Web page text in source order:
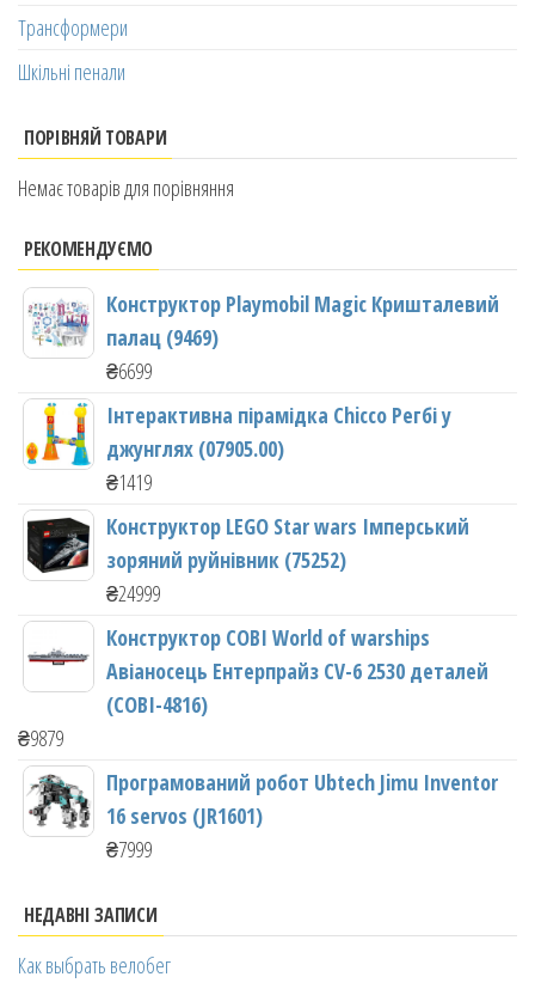
Трансформери
Шкільні пенали
ПОРІВНЯЙ ТОВАРИ
Немає товарів для порівняння
РЕКОМЕНДУЄМО
Конструктор Playmobil Magic Кришталевий
палац (9469)
₴6699
Інтерактивна пірамідка Chicco Регбі у
джунглях (07905.00)
₴1419
Конструктор LEGO Star wars Імперський
зоряний руйнівник (75252)
₴24999
Конструктор COBI World of warships
Авіаносець Ентерпрайз CV-6 2530 деталей
(COBI-4816)
₴9879
Програмований робот Ubtech Jimu Inventor
16 servos (JR1601)
₴7999
НЕДАВНІ ЗАПИСИ
Как выбрать велобег